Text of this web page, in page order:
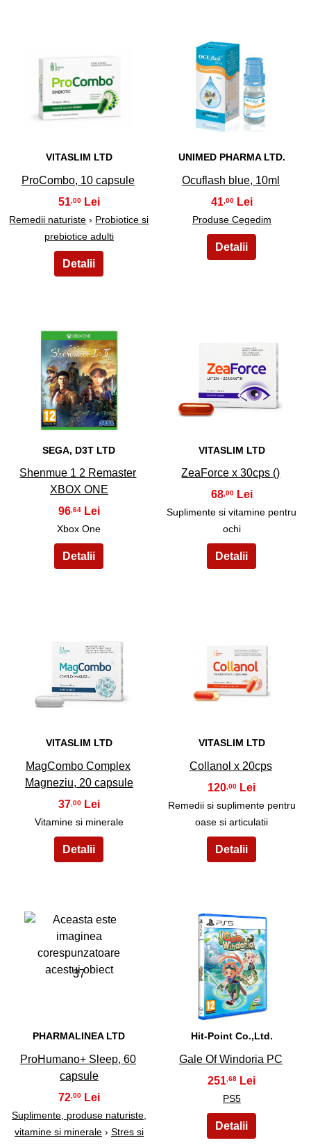
VITASLIM LTD
ProCombo, 10 capsule
51 ,00
Remedii naturiste › Probiotice si
prebiotice adulti
32
UNIMED PHARMA LTD.
Ocuflash blue, 10ml
41 ,00
Produse Cegedim
33
SEGA, D3T LTD
Shenmue 1 2 Remaster
XBOX ONE
96,64
Xbox One
VITASLIM LTD
ZeaForce x 30cps ()
68 ,00
Suplimente si vitamine pentru
ochi
35
VITASLIM LTD
MagCombo Complex
Magneziu, 20 capsule
37,00
Vitamine si minerale
36
VITASLIM LTD
Collanol x 20cps
120 ,00
Remedii si suplimente pentru
oase si articulatii
37
PHARMALINEA LTD
ProHumano+ Sleep, 60
capsule
72,00
Suplimente, produse naturiste,
vitamine si minerale› Stres si
38
Hit-Point Co.,Ltd.
Gale Of Windoria PC
251,68
PS5